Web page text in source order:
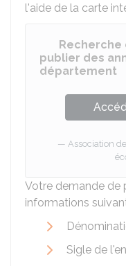
l'aide de la carte
Recherche
publier des
département
Association
Votre demande de
informations
Sigle de